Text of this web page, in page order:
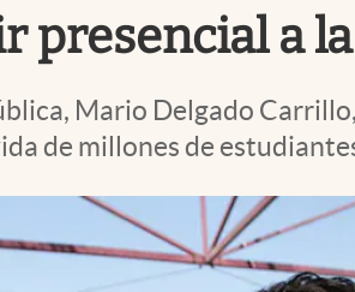
presencial a
Mario Delgado
de millones de